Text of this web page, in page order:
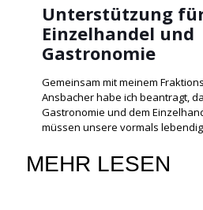
Unterstützung
Einzelhandel und
Gastronomie
Gemeinsam mit meinem
Ansbacher habe ich beantragt,
Gastronomie und dem
müssen unsere vormals
MEHR LESEN